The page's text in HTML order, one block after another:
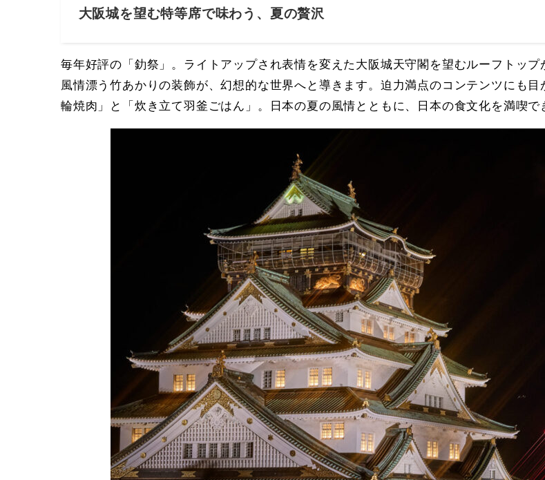
大阪城を望む特等席で味わう、夏の贅沢
毎年好評の「釛祭」。ライトアップされ表情を変えた大阪城天守閣を望むルーフトッ
風情漂う竹あかりの装飾が、幻想的な世界へと導きます。迫力満点のコンテンツにも
輪焼肉」と「炊き立て羽釜ごはん」。日本の夏の風情とともに、日本の食文化を満喫で